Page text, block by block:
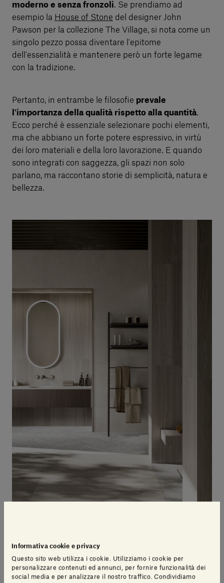
Informativa cookie e privacy
Questo sito web utilizza i cookie. Utilizziamo i cookie per
personalizzare contenuti ed annunci, per fornire funzionalità dei
social media e per analizzare il nostro traffico. Condividiamo
moderno e senza fronzoli. Se prendiamo ad
esempio la House of Stone del designer John
Pawson per la collezione The Village, si nota come un
singolo pezzo possa diventare l'epitome
dell'essenzialità e mantenere però un forte legame
con la tradizione.
Pertanto, in entrambe le filosofie prevale
l'importanza della qualità rispetto alla quantità.
Ecco perché è essenziale selezionare pochi elementi,
ma che abbiano un forte potere espressivo, in virtù
dei loro materiali e della loro lavorazione. E quando
sono integrati con saggezza, gli spazi non solo
parlano, ma raccontano storie di semplicità, natura e
bellezza.
La magia del Mediterraneo ha sempre affascinato
per la suasemplicità, eleganza e, al contempo,
vivacità: essa trova le sue radici nella selezione dei